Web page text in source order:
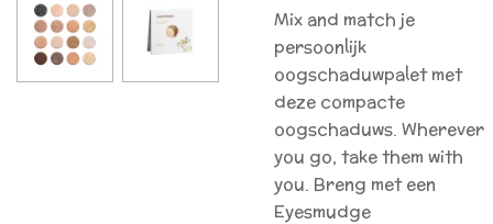
Mix and match je
persoonlijk
oogschaduwpalet met
deze compacte
oogschaduws. Wherever
you go, take them with
you. Breng met een
Eyesmudge